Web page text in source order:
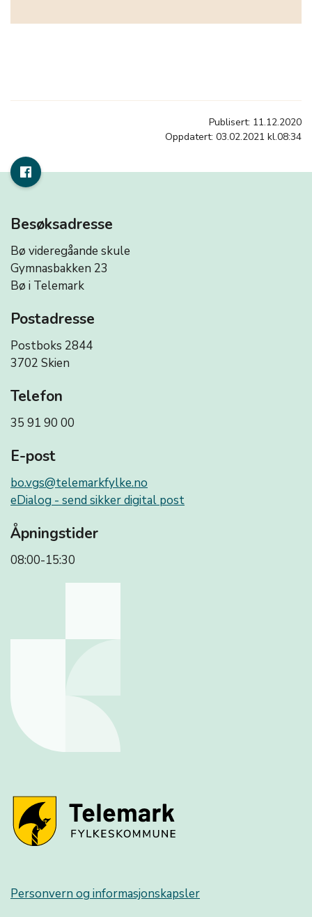
Publisert: 11.12.2020
Oppdatert: 03.02.2021 kl.08:34
Besøksadresse
Bø videregåande skule
Gymnasbakken 23
Bø i Telemark
Postadresse
Postboks 2844
3702 Skien
Telefon
35 91 90 00
E-post
bo.vgs@telemarkfylke.no
eDialog - send sikker digital post
Åpningstider
08:00-15:30
Personvern og informasjonskapsler